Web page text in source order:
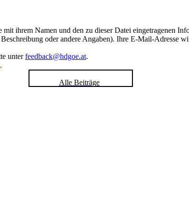
ihrem Namen und den zu dieser Datei eingetragenen
oder andere Angaben). Ihre E-Mail-Adresse
unterfeedback@hdgoe.at.
.
Alle Beiträge